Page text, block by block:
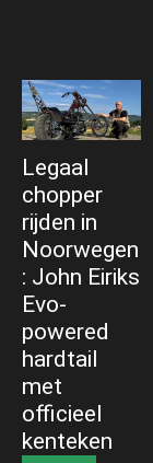
Legaal
chopper
rijden in
Noorwegen
: John Eiriks
Evo-
powered
hardtail
met
officieel
kenteken